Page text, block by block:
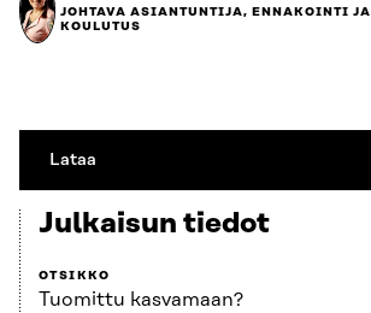
JOHTAVA ASIANTUNTIJA, ENNAKOINTI JA
KOULUTUS
Lataa
Julkaisun tiedot
OTSIKKO
Tuomittu kasvamaan?